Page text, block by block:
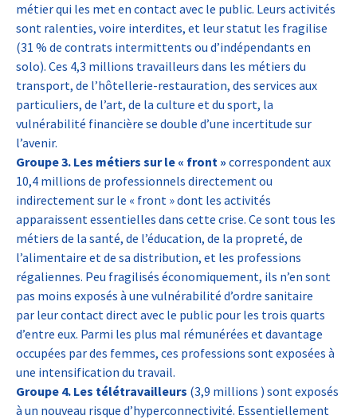
métier qui les met en contact avec le public. Leurs activités
sont ralenties, voire interdites, et leur statut les fragilise
(31 % de contrats intermittents ou d’indépendants en
solo). Ces 4,3 millions travailleurs dans les métiers du
transport, de l’hôtellerie-restauration, des services aux
particuliers, de l’art, de la culture et du sport, la
vulnérabilité financière se double d’une incertitude sur
l’avenir.
Groupe 3. Les métiers sur le « front » correspondent aux
10,4 millions de professionnels directement ou
indirectement sur le « front » dont les activités
apparaissent essentielles dans cette crise. Ce sont tous les
métiers de la santé, de l’éducation, de la propreté, de
l’alimentaire et de sa distribution, et les professions
régaliennes. Peu fragilisés économiquement, ils n’en sont
pas moins exposés à une vulnérabilité d’ordre sanitaire
par leur contact direct avec le public pour les trois quarts
d’entre eux. Parmi les plus mal rémunérées et davantage
occupées par des femmes, ces professions sont exposées à
une intensification du travail.
Groupe 4. Les télétravailleurs (3,9 millions ) sont exposés
à un nouveau risque d’hyperconnectivité. Essentiellement